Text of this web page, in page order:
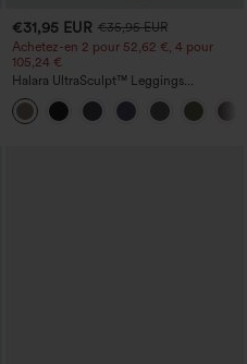
€31,95 EUR €35,95 EUR
Achetez-en 2 pour 52,62 €, 4 pour
105,24 €
Halara UltraSculpt™ Leggings
d'entraînement sculptants taille haute,
effet ventre plat, avec poche